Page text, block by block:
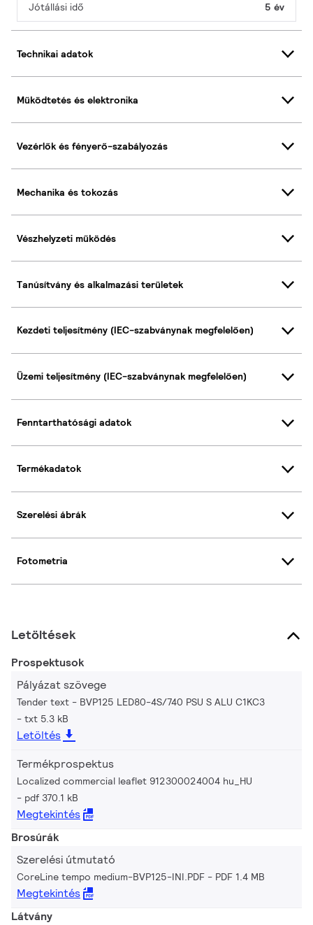
Jótállási idő 5 év
Technikai adatok
Működtetés és elektronika
Vezérlők és fényerő-szabályozás
Mechanika és tokozás
Vészhelyzeti működés
Tanúsítvány és alkalmazási területek
Kezdeti teljesítmény (IEC-szabványnak megfelelően)
Üzemi teljesítmény (IEC-szabványnak megfelelően)
Fenntarthatósági adatok
Termékadatok
Szerelési ábrák
Fotometria
Letöltések
Prospektusok
Pályázat szövege
Tender text - BVP125 LED80-4S/740 PSU S ALU C1KC3
txt 5.3 kB
Letöltés
Termékprospektus
Localized commercial leaflet 912300024004 hu_HU
pdf 370.1 kB
Megtekintés
Brosúrák
Szerelési útmutató
CoreLine tempo medium-BVP125-INI.PDF PDF 1.4 MB
Megtekintés
Látvány